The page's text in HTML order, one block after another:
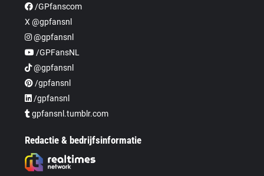
/GPfanscom
X @gpfansnl
@gpfansnl
/GPFansNL
@gpfansnl
/gpfansnl
/gpfansnl
gpfansnl.tumblr.com
Redactie & bedrijfsinformatie